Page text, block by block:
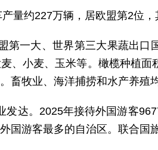
量约227万辆，居欧盟第2位，
第一大、世界第三大果蔬出口
、小麦、玉米等。橄榄种植面
畜牧业、海洋捕捞和水产养殖
发达。2025年接待外国游客
国游客最多的自治区。联合国